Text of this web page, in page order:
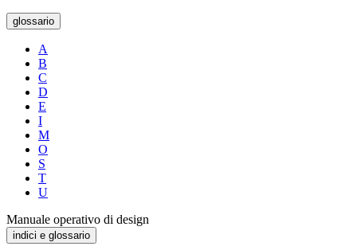
glossario
A
B
C
D
E
I
M
O
S
T
U
Manuale operativo di design
indici e glossario